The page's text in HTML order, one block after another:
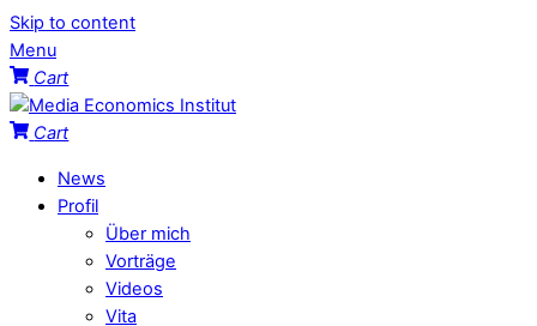
Skip to content
Menu
Cart
Cart
News
Profil
Über mich
Vorträge
Videos
Vita